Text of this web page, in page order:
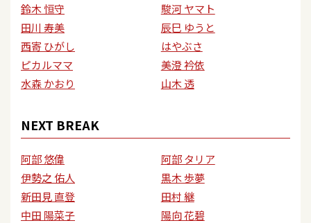
鈴木 恒守
駿河 ヤマト
田川 寿美
辰巳 ゆうと
西寄 ひがし
はやぶさ
ピカルママ
美澄 衿依
水森 かおり
山木 透
NEXT BREAK
阿部 悠偉
阿部 タリア
伊勢之 佑人
黒木 歩夢
新田見 直登
田村 継
中田 陽菜子
陽向 花碧